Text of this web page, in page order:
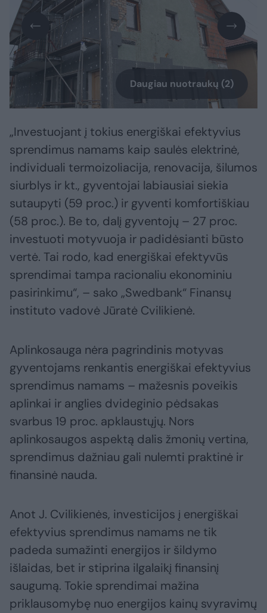
Daugiau nuotraukų (2)
„Investuojant į tokius energiškai efektyvius
sprendimus namams kaip saulės elektrinė,
individuali termoizoliacija, renovacija, šilumos
siurblys ir kt., gyventojai labiausiai siekia
sutaupyti (59 proc.) ir gyventi komfortiškiau
(58 proc.). Be to, dalį gyventojų – 27 proc.
investuoti motyvuoja ir padidėsianti būsto
vertė. Tai rodo, kad energiškai efektyvūs
sprendimai tampa racionaliu ekonominiu
pasirinkimu“, – sako „Swedbank“ Finansų
instituto vadovė Jūratė Cvilikienė.
Aplinkosauga nėra pagrindinis motyvas
gyventojams renkantis energiškai efektyvius
sprendimus namams – mažesnis poveikis
aplinkai ir anglies dvideginio pėdsakas
svarbus 19 proc. apklaustųjų. Nors
aplinkosaugos aspektą dalis žmonių vertina,
sprendimus dažniau gali nulemti praktinė ir
finansinė nauda.
Anot J. Cvilikienės, investicijos į energiškai
efektyvius sprendimus namams ne tik
padeda sumažinti energijos ir šildymo
išlaidas, bet ir stiprina ilgalaikį finansinį
saugumą. Tokie sprendimai mažina
priklausomybę nuo energijos kainų svyravimų